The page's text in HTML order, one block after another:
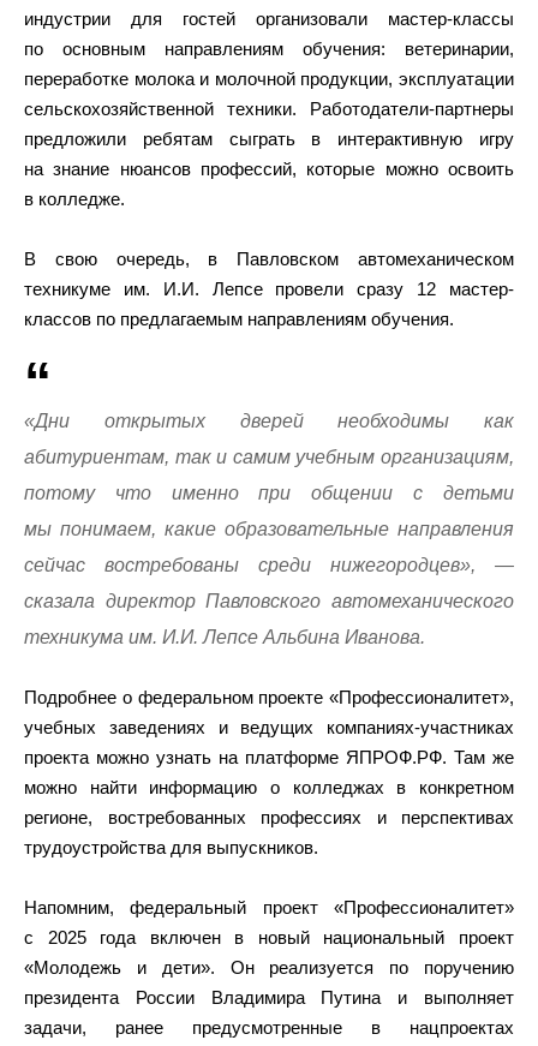
индустрии для гостей организовали мастер-классы
по основным направлениям обучения: ветеринарии,
переработке молока и молочной продукции, эксплуатации
сельскохозяйственной техники. Работодатели-партнеры
предложили ребятам сыграть в интерактивную игру
на знание нюансов профессий, которые можно освоить
в колледже.
В свою очередь, в Павловском автомеханическом
техникуме им. И.И. Лепсе провели сразу 12 мастер-
классов по предлагаемым направлениям обучения.
«Дни открытых дверей необходимы как
абитуриентам, так и самим учебным организациям,
потому что именно при общении с детьми
мы понимаем, какие образовательные направления
сейчас востребованы среди нижегородцев», —
сказала директор Павловского автомеханического
техникума им. И.И. Лепсе Альбина Иванова.
Подробнее о федеральном проекте «Профессионалитет»,
учебных заведениях и ведущих компаниях-участниках
проекта можно узнать на платформе ЯПРОФ.РФ. Там же
можно найти информацию о колледжах в конкретном
регионе, востребованных профессиях и перспективах
трудоустройства для выпускников.
Напомним, федеральный проект «Профессионалитет»
с 2025 года включен в новый национальный проект
«Молодежь и дети». Он реализуется по поручению
президента России Владимира Путина и выполняет
задачи, ранее предусмотренные в нацпроектах